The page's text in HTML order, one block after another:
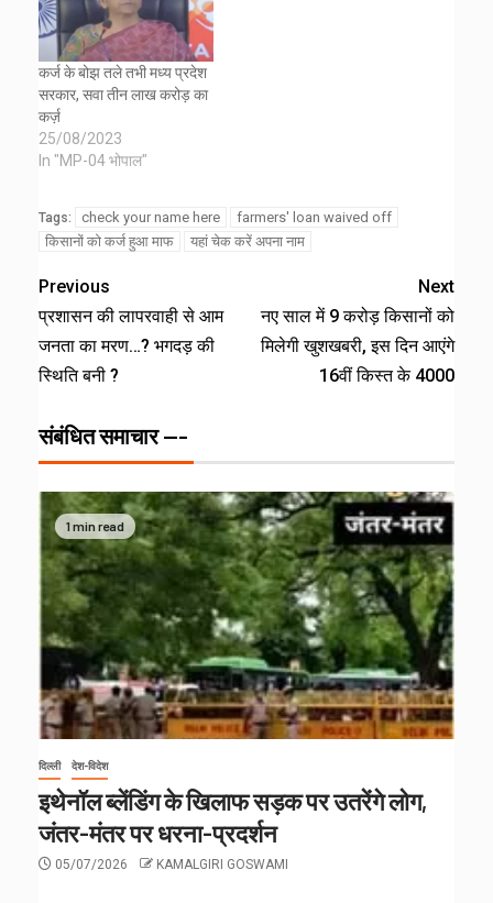
कर्ज के बोझ तले तभी मध्य प्रदेश
सरकार, सवा तीन लाख करोड़ का
कर्ज़
25/08/2023
In "MP-04 भोपाल"
Tags: check your name here
farmers' loan waived off
किसानों को कर्ज हुआ माफ
यहां चेक करें अपना नाम
Previous
प्रशासन की लापरवाही से आम
जनता का मरण…? भगदड़ की
स्थिति बनी ?
Next
नए साल में 9 करोड़ किसानों को
मिलेगी खुशखबरी, इस दिन आएंगे
16वीं किस्त के 4000
संबंधित समाचार ---
1 min read
दिल्ली देश-विदेश
इथेनॉल ब्लेंडिंग के खिलाफ सड़क पर उतरेंगे लोग,
जंतर-मंतर पर धरना-प्रदर्शन
05/07/2026 KAMALGIRI GOSWAMI